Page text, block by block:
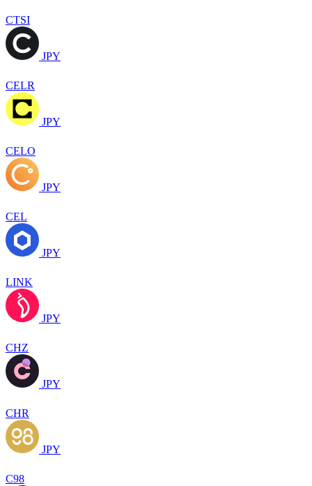
CTSI
JPY
CELR
JPY
CELO
JPY
CEL
JPY
LINK
JPY
CHZ
JPY
CHR
JPY
C98